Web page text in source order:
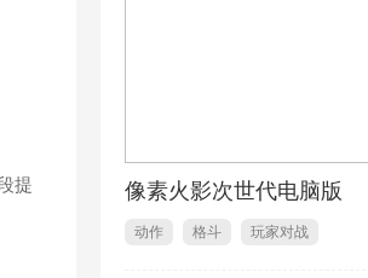
提
像素火影次世代电脑版
动作 格斗 玩家对战